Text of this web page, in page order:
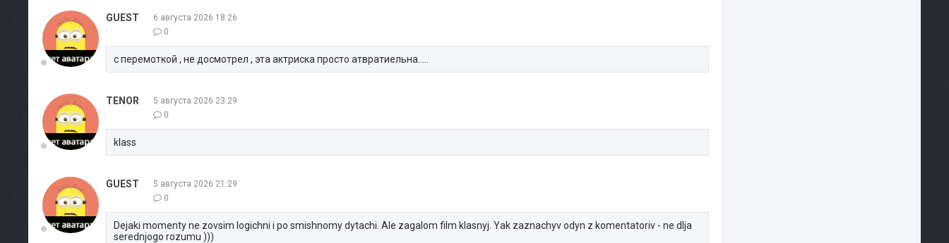
GUEST
6 августа 2026 18:26
0
с перемоткой , не досмотрел , эта актриска просто атвратиельна.....
TENOR
5 августа 2026 23:29
0
klass
GUEST
5 августа 2026 21:29
0
Dejaki momenty ne zovsim logichni i po smishnomy dytachi. Ale zagalom film klasnyj. Yak zaznachyv odyn z komentatoriv - ne dlja
serednjogo rozumu )))